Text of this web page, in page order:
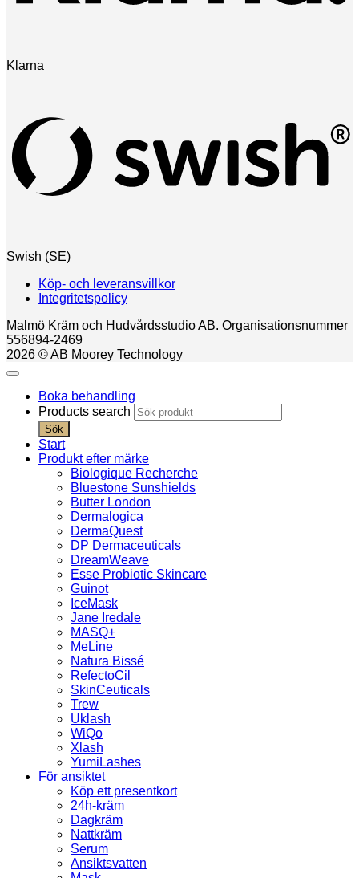
Klarna
Swish (SE)
Köp- och leveransvillkor
Integritetspolicy
Malmö Kräm och Hudvårdsstudio AB. Organisationsnummer
556894-2469
2026 © AB Moorey Technology
Boka behandling
Products search
Sök
Start
Produkt efter märke
Biologique Recherche
Bluestone Sunshields
Butter London
Dermalogica
DermaQuest
DP Dermaceuticals
DreamWeave
Esse Probiotic Skincare
Guinot
IceMask
Jane Iredale
MASQ+
MeLine
Natura Bissé
RefectoCil
SkinCeuticals
Trew
Uklash
WiQo
Xlash
YumiLashes
För ansiktet
Köp ett presentkort
24h-kräm
Dagkräm
Nattkräm
Serum
Ansiktsvatten